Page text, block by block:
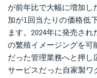
が前年比で大幅に増加し
加が1回当たりの価格低
ます。2024年に発売さ
の繁殖イメージングを可
だった管理業務へと押し
サービスだった自家製ワ